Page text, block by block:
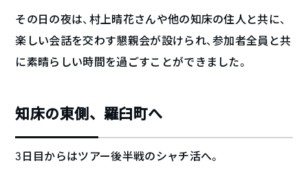
その日の夜は、村上晴花さんや他の知床の住人と共に、
楽しい会話を交わす懇親会が設けられ、参加者全員と共
に素晴らしい時間を過ごすことができました。
知床の東側、羅臼町へ
3日目からはツアー後半戦のシャチ活へ。